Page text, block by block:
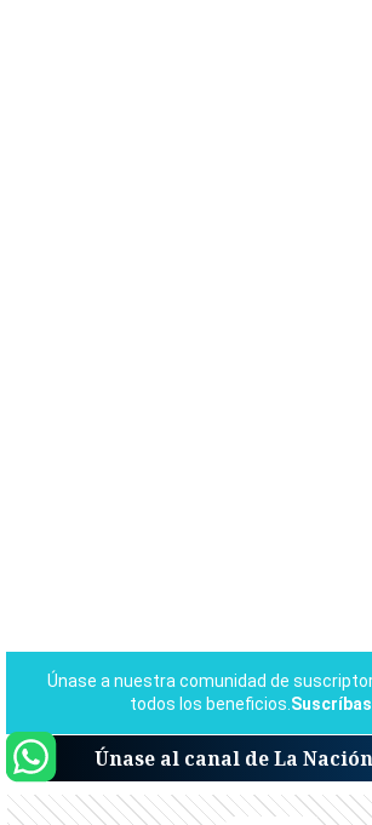
Únase al canal de La